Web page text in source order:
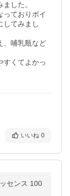
した。
っておりポイ
してみまし
、哺乳瓶など
すくてよかっ
いいね 0
センス 100